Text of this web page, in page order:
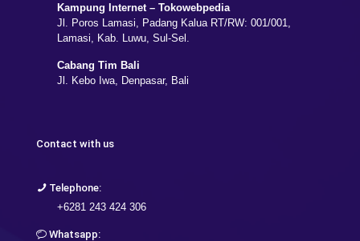
Kampung Internet – Tokowebpedia
Jl. Poros Lamasi, Padang Kalua RT/RW: 001/001,
Lamasi, Kab. Luwu, Sul-Sel.
Cabang Tim Bali
Jl. Kebo Iwa, Denpasar, Bali
Contact with us
Telephone:
+6281 243 424 306
Whatsapp: